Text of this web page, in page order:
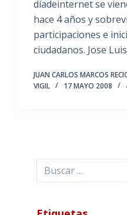
díadeinternet se
hace 4 años y
participaciones e
ciudadanos. Jose
JUAN CARLOS MARCOS
VIGIL
17 MAYO 2008
Buscar